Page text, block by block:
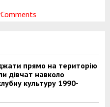
прямо на територію
дівчат навколо
культуру 1990-